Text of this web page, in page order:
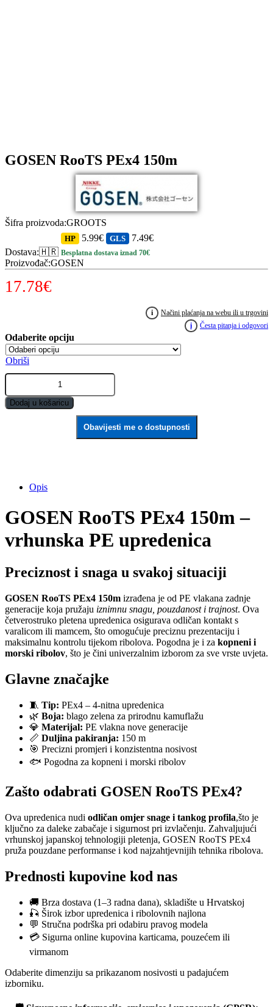
GOSEN RooTS PEx4 150m
Šifra proizvoda:GROOTS
Dostava:🇭🇷
HP 5.99€ GLS 7.49€
Besplatna dostava iznad 70€
Proizvođač:GOSEN
17.78€
i
Načini plaćanja na webu ili u trgovini
i
Česta pitanja i odgovori
Obriši
GOSEN
PEx4
150m
Dodaj u košaricu
Obavijesti me o dostupnosti
Opis
GOSEN RooTS PEx4 150m –
vrhunska PE upredenica
Preciznost i snaga u svakoj situaciji
GOSEN RooTS PEx4 150m izrađena je od PE vlakana zadnje
generacije koja pružaju iznimnu snagu, pouzdanost i trajnost. Ova
četverostruko pletena upredenica osigurava odličan kontakt s
varalicom ili mamcem, što omogućuje preciznu prezentaciju i
maksimalnu kontrolu tijekom ribolova. Pogodna je i za kopneni i
morski ribolov, što je čini univerzalnim izborom za sve vrste uvjeta.
Glavne značajke
🧵 Tip: PEx4 – 4-nitna upredenica
🌿 Boja: blago zelena za prirodnu kamuflažu
💎 Materijal: PE vlakna nove generacije
📏 Duljina pakiranja: 150 m
🎯 Precizni promjeri i konzistentna nosivost
🐟 Pogodna za kopneni i morski ribolov
Zašto odabrati GOSEN RooTS PEx4?
Ova upredenica nudi odličan omjer snage i tankog profila,što je
ključno za daleke zabačaje i sigurnost pri izvlačenju. Zahvaljujući
vrhunskoj japanskoj tehnologiji pletenja, GOSEN RooTS PEx4
pruža pouzdane performanse i kod najzahtjevnijih tehnika ribolova.
Prednosti kupovine kod nas
🚚 Brza dostava (1–3 radna dana), skladište u Hrvatskoj
🎣 Širok izbor upredenica i ribolovnih najlona
💬 Stručna podrška pri odabiru pravog modela
💳 Sigurna online kupovina karticama, pouzećem ili
virmanom
Odaberite dimenziju sa prikazanom nosivosti u padajućem
izborniku.